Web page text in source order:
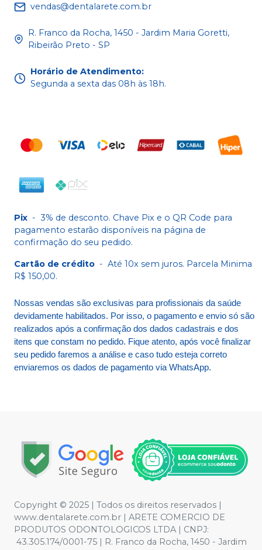
vendas@dentalarete.com.br
R. Franco da Rocha, 1450 - Jardim Maria Goretti,
Ribeirão Preto - SP
Horário de Atendimento:
Segunda a sexta das 08h às 18h.
Pix - 3% de desconto. Chave Pix e o QR Code para
pagamento estarão disponíveis na página de
confirmação do seu pedido.
Cartão de crédito - Até 10x sem juros. Parcela Minima
R$ 150,00.
Nossas vendas são exclusivas para profissionais da saúde
devidamente habilitados. Por isso, o pagamento e envio só são
realizados após a confirmação dos dados cadastrais e dos
itens que constam no pedido. Fique atento, após você finalizar
seu pedido faremos a análise e caso tudo esteja correto
enviaremos os dados de pagamento via WhatsApp.
Copyright © 2025 | Todos os direitos reservados |
www.dentalarete.com.br | ARETE COMERCIO DE
PRODUTOS ODONTOLOGICOS LTDA | CNPJ:
43.305.174/0001-75 | R. Franco da Rocha, 1450 - Jardim